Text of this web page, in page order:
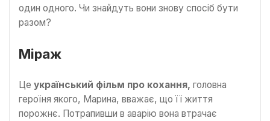
один одного. Чи знайдуть вони знову спосіб бути
разом?
Міраж
Це український фільм про кохання, головна
героїня якого, Марина, вважає, що її життя
порожнє. Потрапивши в аварію вона втрачає